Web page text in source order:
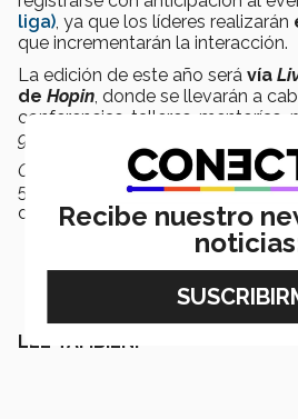
liga), ya que los líderes realizarán
que incrementarán la interacción.
La edición de este año será vía
de Hopin, donde se llevarán a
conferencias, talleres, mentorías,
giveaways.
Changemakercuenta en esta
55 estudiantes delcampus
del
staff.
LEE TAMBIÉN:
Recibe nuestro